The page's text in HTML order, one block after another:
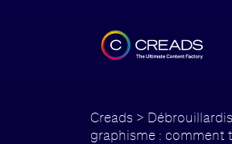
Creads >
graphisme : comment